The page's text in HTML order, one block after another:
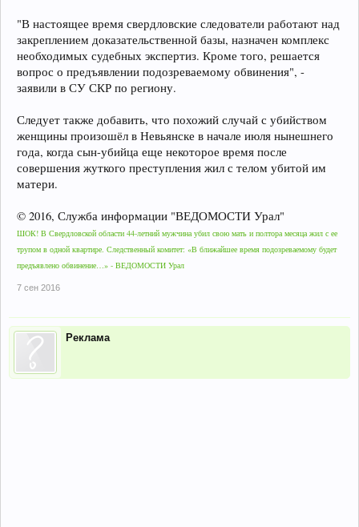
"В настоящее время свердловские следователи работают над
закреплением доказательственной базы, назначен комплекс
необходимых судебных экспертиз. Кроме того, решается
вопрос о предъявлении подозреваемому обвинения", -
заявили в СУ СКР по региону.
Следует также добавить, что похожий случай с убийством
женщины произошёл в Невьянске в начале июля нынешнего
года, когда сын-убийца еще некоторое время после
совершения жуткого преступления жил с телом убитой им
матери.
© 2016, Служба информации "ВЕДОМОСТИ Урал"
ШОК! В Свердловской области 44-летний мужчина убил свою мать и полтора месяца жил с ее
трупом в одной квартире. Следственный комитет: «В ближайшее время подозреваемому будет
предъявлено обвинение…» - ВЕДОМОСТИ Урал
7 сен 2016
Реклама